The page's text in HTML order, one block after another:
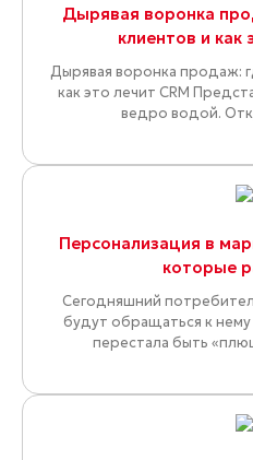
Дырявая воронка
клиентов и как
Дырявая воронка продаж:
как это лечит CRM
ведро водой.
Персонализация в
которые
Сегодняшний
будут обращаться к
перестала быть